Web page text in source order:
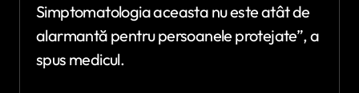
Simptomatologia aceasta nu este atât de
alarmantă pentru persoanele protejate”, a
spus medicul.